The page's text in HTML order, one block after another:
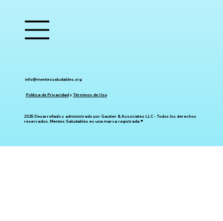
2025 Desarrollado y administrado por Gautier & Associates LLC - Todos los derechos
reservados. Mentes Saludables es una marca registrada ®
info@mentessaludables.org
Política de Privacidady Términos de Uso